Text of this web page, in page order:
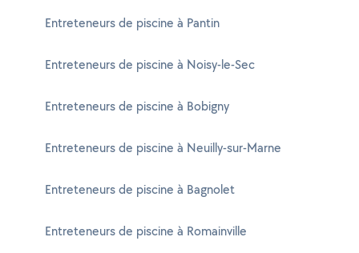
Entreteneurs de piscine à Pantin
Entreteneurs de piscine à Noisy-le-Sec
Entreteneurs de piscine à Bobigny
Entreteneurs de piscine à Neuilly-sur-Marne
Entreteneurs de piscine à Bagnolet
Entreteneurs de piscine à Romainville